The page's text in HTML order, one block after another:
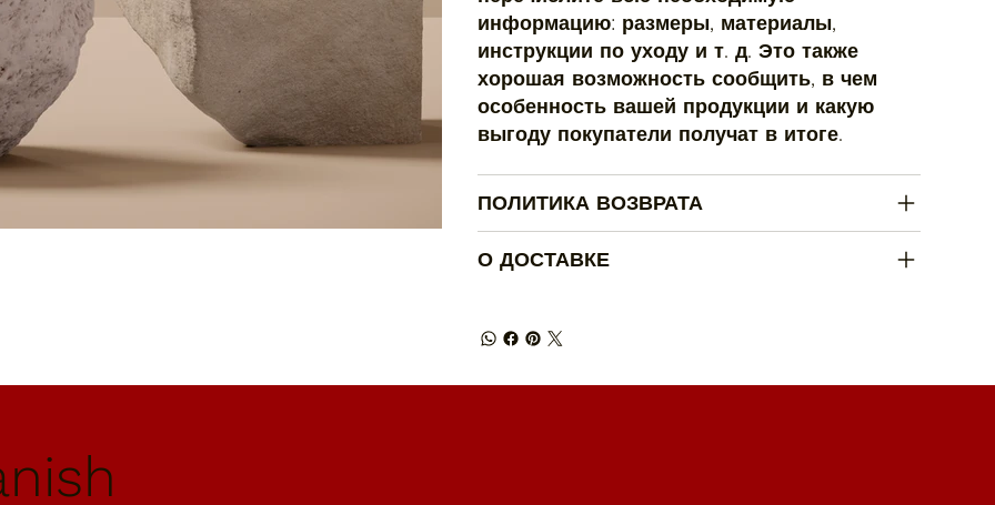
информацию: размеры, материалы,
инструкции по уходу и т. д. Это также
хорошая возможность сообщить, в чем
особенность вашей продукции и какую
выгоду покупатели получат в итоге.
ПОЛИТИКА ВОЗВРАТА
О ДОСТАВКЕ